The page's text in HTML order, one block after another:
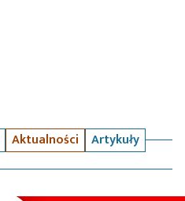
Aktualności
Artykuły